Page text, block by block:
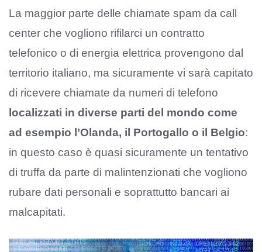
La maggior parte delle chiamate spam da call
center che vogliono rifilarci un contratto
telefonico o di energia elettrica provengono dal
territorio italiano, ma sicuramente vi sarà capitato
di ricevere chiamate da numeri di telefono
localizzati in diverse parti del mondo come
ad esempio l’Olanda, il Portogallo o il Belgio:
in questo caso è quasi sicuramente un tentativo
di truffa da parte di malintenzionati che vogliono
rubare dati personali e soprattutto bancari ai
malcapitati.